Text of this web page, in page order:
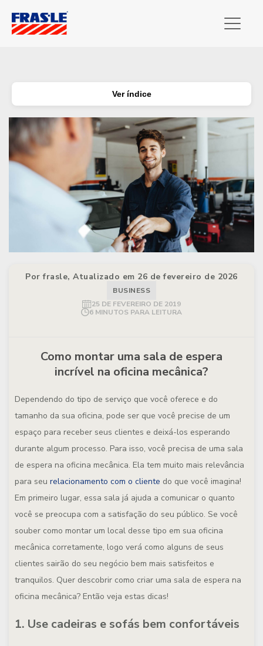
Ver índice
Por frasle, Atualizado em 26 de fevereiro de 2026
BUSINESS
25 DE FEVEREIRO DE 2019
6 MINUTOS PARA LEITURA
Como montar uma sala de espera
incrível na oficina mecânica?
Dependendo do tipo de serviço que você oferece e do
tamanho da sua oficina, pode ser que você precise de um
espaço para receber seus clientes e deixá-los esperando
durante algum processo. Para isso, você precisa de uma sala
de espera na oficina mecânica. Ela tem muito mais relevância
para seu relacionamento com o cliente do que você imagina!
Em primeiro lugar, essa sala já ajuda a comunicar o quanto
você se preocupa com a satisfação do seu público. Se você
souber como montar um local desse tipo em sua oficina
mecânica corretamente, logo verá como alguns de seus
clientes sairão do seu negócio bem mais satisfeitos e
tranquilos. Quer descobrir como criar uma sala de espera na
oficina mecânica? Então veja estas dicas!
1. Use cadeiras e sofás bem confortáveis